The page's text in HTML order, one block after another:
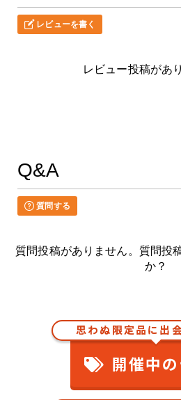
レビューを書く
レビュー投稿があ
Q&A
質問する
質問投稿がありません。質問投
か？
思わぬ限定品に出会
開催中